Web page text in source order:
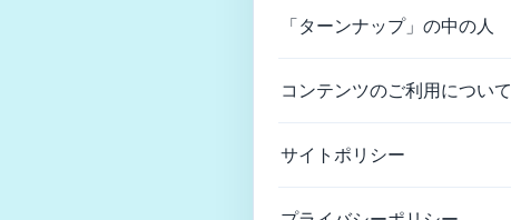
「ターンナップ」の中の人
コンテンツのご利用について
サイトポリシー